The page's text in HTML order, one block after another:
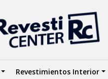
Revestimientos Interior